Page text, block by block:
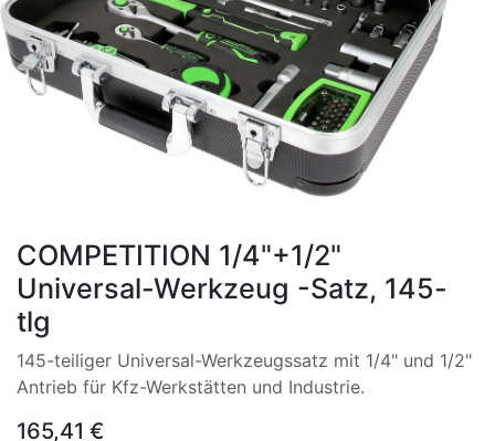
COMPETITION 1/4"+1/2"
Universal-Werkzeug -Satz, 145-
tlg
145-teiliger Universal-Werkzeugssatz mit 1/4" und 1/2"
Antrieb für Kfz-Werkstätten und Industrie.
165,41 €